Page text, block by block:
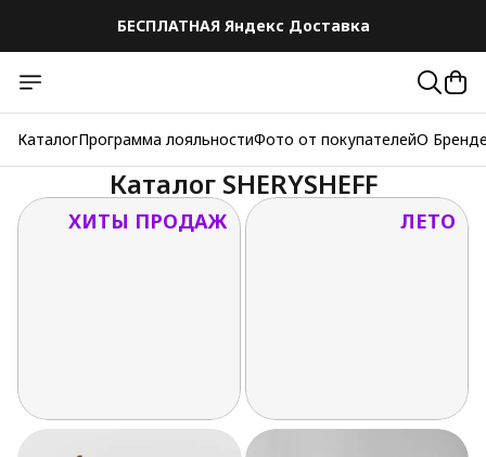
БЕСПЛАТНАЯ Яндекс Доставка
КаталогПрограмма лояльностиФото от покупателейО
Каталог SHERYSHEFF
ХИТЫ ПРОДАЖ ЛЕТО